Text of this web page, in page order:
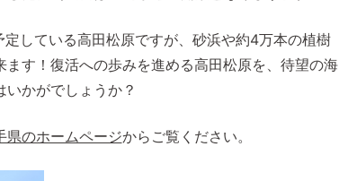
している高田松原ですが、砂浜や約4万本の植樹
す！復活への歩みを進める高田松原を、待望の海
かがでしょうか？
県のホームページからご覧ください。